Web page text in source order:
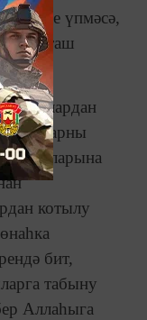
илчесе үпмәсә,
таш
ташлардан
аларны
котылу
бит,
табыну
Аллаһыга